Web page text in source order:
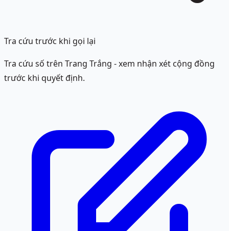
Tra cứu trước khi gọi lại
Tra cứu số trên Trang Trắng - xem nhận xét cộng đồng
trước khi quyết định.